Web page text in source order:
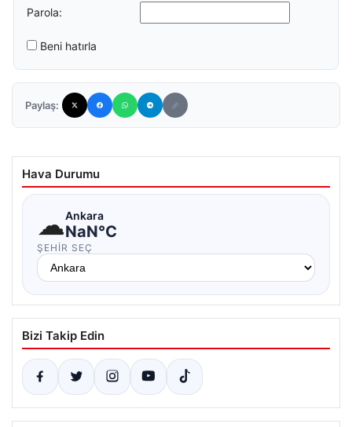
Parola:
Beni hatırla
Paylaş:
Hava Durumu
☁Ankara
NaN°C
ŞEHIR SEÇ
Bizi Takip Edin